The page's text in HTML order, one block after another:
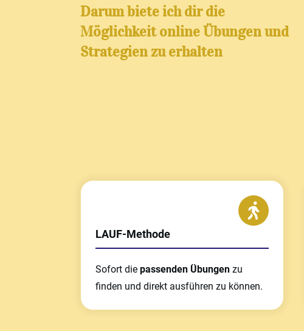
Darum biete ich dir die
Möglichkeit online Übungen und
Strategien zu erhalten
LAUF-Methode
Sofort die passenden Übungen zu
finden und direkt ausführen zu können.